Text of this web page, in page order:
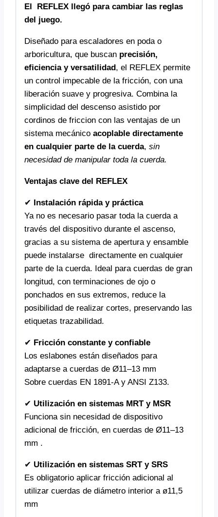
El REFLEX llegó para cambiar las reglas
del juego.
Diseñado para escaladores en poda o
arboricultura, que buscan precisión,
eficiencia y versatilidad, el REFLEX permite
un control impecable de la fricción, con una
liberación suave y progresiva. Combina la
simplicidad del descenso asistido por
cordinos de friccion con las ventajas de un
sistema mecánico acoplable directamente
en cualquier parte de la cuerda, sin
necesidad de manipular toda la cuerda.
Ventajas clave del REFLEX
✔ Instalación rápida y práctica
Ya no es necesario pasar toda la cuerda a
través del dispositivo durante el ascenso,
gracias a su sistema de apertura y ensamble
puede instalarse directamente en cualquier
parte de la cuerda. Ideal para cuerdas de gran
longitud, con terminaciones de ojo o
ponchados en sus extremos, reduce la
posibilidad de realizar cortes, preservando las
etiquetas trazabilidad.
✔ Fricción constante y confiable
Los eslabones están diseñados para
adaptarse a cuerdas de Ø11–13 mm
Sobre cuerdas EN 1891-A y ANSI Z133.
✔ Utilización en sistemas MRT y MSR
Funciona sin necesidad de dispositivo
adicional de fricción, en cuerdas de Ø11–13
mm .
✔ Utilización en sistemas SRT y SRS
Es obligatorio aplicar fricción adicional al
utilizar cuerdas de diámetro interior a ø11,5
mm